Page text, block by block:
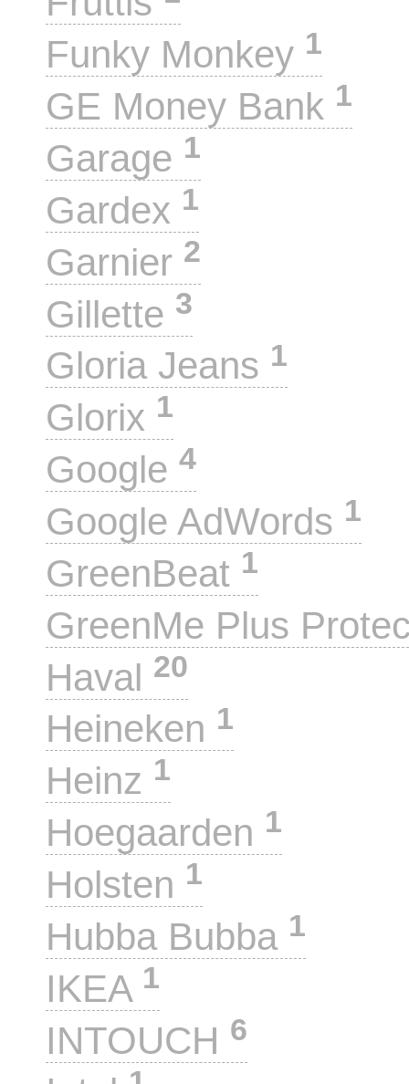
Funky Monkey 1
GE Money Bank 1
Garage 1
Gardex 1
Garnier 2
Gillette 3
Gloria Jeans 1
Glorix 1
Google 4
Google AdWords 1
GreenBeat 1
GreenMe Plus
Haval 20
Heineken 1
Heinz 1
Hoegaarden 1
Holsten 1
Hubba Bubba 1
IKEA 1
INTOUCH 6